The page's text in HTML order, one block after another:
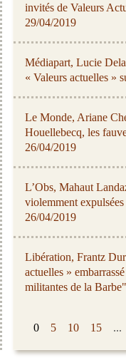
invités de Valeurs
29/04/2019
Médiapart, Lucie
« Valeurs actuelles »
Le Monde, Ariane
Houellebecq, les
26/04/2019
L’Obs, Mahaut
violemment
26/04/2019
Libération, Frantz
actuelles »
militantes de la
0 5 10 15 ...